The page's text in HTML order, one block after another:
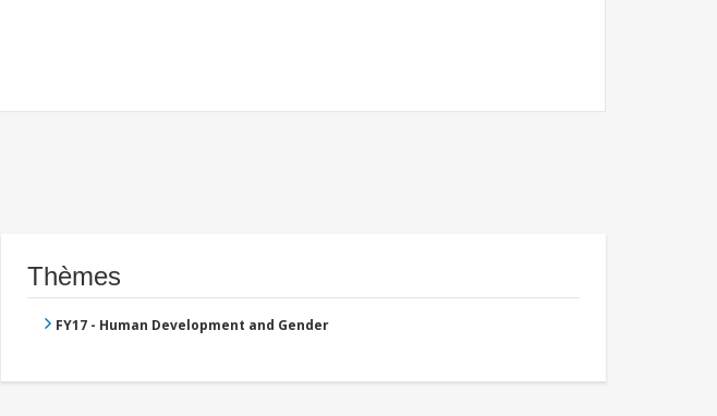
Thèmes
FY17 - Human Development and Gender